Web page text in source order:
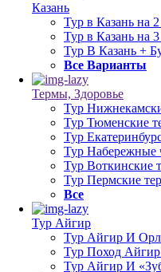
Казань
Тур в Казань на
Тур в Казань на
Тур В Казань +
Все Варианты
Термы, Здоровье
Тур
Тур Тюменские
Тур
Тур Набережные
Тур Воткинские
Тур Пермские
Все
Тур Айгир
Тур Айгир И
Тур Поход
Тур Айгир И